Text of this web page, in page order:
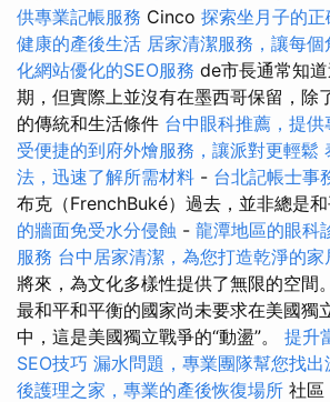
供專業記帳服務 Cinco 探索坐月子的
健康的產後生活 居家清潔服務，讓每
化網站優化的SEO服務 de市長通常知
期，但實際上並沒有在墨西哥保留，除
的傳統和生活條件 台中眼科推薦，提
受便捷的到府外燴服務，讓派對更輕鬆
法，迅速了解所需材料 - 台北記帳士事
布克（FrenchBuké）過去，並非總是
的牆面免受水分侵蝕 - 龍潭地區的眼科
服務 台中居家清潔，為您打造乾淨的家
將來，為文化多樣性提供了無限的空間。
最和平和平衡的國家尚未要求在美國獨
中，這是美國獨立戰爭的“動盪”。 提升
SEO技巧 漏水問題，專業團隊幫您找出
後護理之家，專業的產後恢復場所 社區